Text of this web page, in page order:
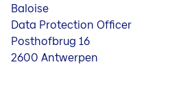
Baloise
Data Protection Officer
Posthofbrug 16
2600 Antwerpen